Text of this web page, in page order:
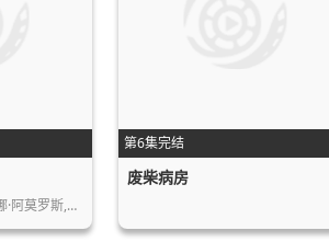
艾丽西娅·法尔科,乔治娜·阿莫罗斯,马…
第6集完结
废柴病房